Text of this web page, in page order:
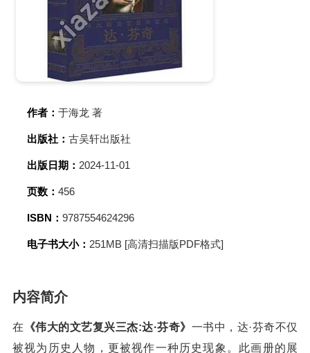
作者： 于海龙 著
出版社： 古吴轩出版社
出版日期： 2024-11-01
页数： 456
ISBN： 9787554624296
电子书大小： 251MB [高清扫描版PDF格式]
内容简介
在 《伟大的文艺复兴三杰:达·芬奇》 一书中，达·芬奇不仅
被视为历史人物，更被视作一种历史现象。此画册的展